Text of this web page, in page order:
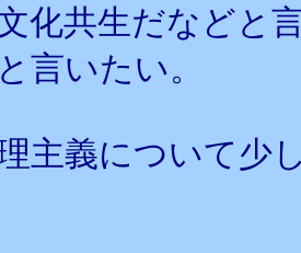
化共生だなどと
言いたい。
主義について少